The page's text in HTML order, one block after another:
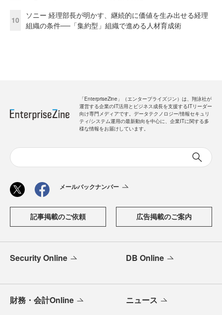
10
ソニー 経理部長が明かす、継続的に価値を生み出せる経理
組織の条件──「集約型」組織で進める人材育成術
「EnterpriseZine」（エンタープライズジン）は、翔泳社が
運営する企業のIT活用とビジネス成長を支援するITリーダー
向け専門メディアです。データテクノロジー/情報セキュリ
ティ/システム運用の最新動向を中心に、企業ITに関する多
様な情報をお届けしています。
メールバックナンバー
記事掲載のご依頼 広告掲載のご案内
Security Online DB Online
財務・会計Online ニュース